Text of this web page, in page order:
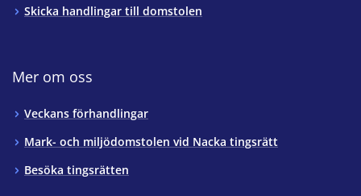
Skicka handlingar till domstolen
Mer om oss
Veckans förhandlingar
Mark- och miljödomstolen vid Nacka tingsrätt
Besöka tingsrätten